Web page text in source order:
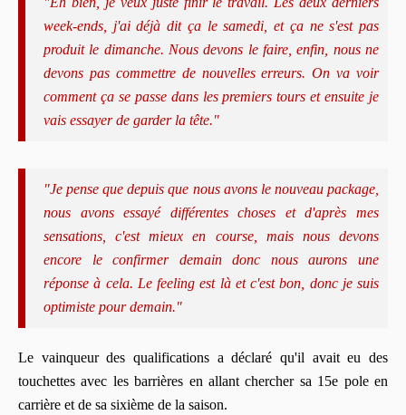
week-ends, j'ai déjà dit ça le samedi, et ça ne s'est pas
produit le dimanche. Nous devons le faire, enfin, nous ne
devons pas commettre de nouvelles erreurs. On va voir
comment ça se passe dans les premiers tours et ensuite je
vais essayer de garder la tête."
"Je pense que depuis que nous avons le nouveau package,
nous avons essayé différentes choses et d'après mes
sensations, c'est mieux en course, mais nous devons
encore le confirmer demain donc nous aurons une
réponse à cela. Le feeling est là et c'est bon, donc je suis
optimiste pour demain."
Le vainqueur des qualifications a déclaré qu'il avait eu des
touchettes avec les barrières en allant chercher sa 15e pole en
carrière et de sa sixième de la saison.